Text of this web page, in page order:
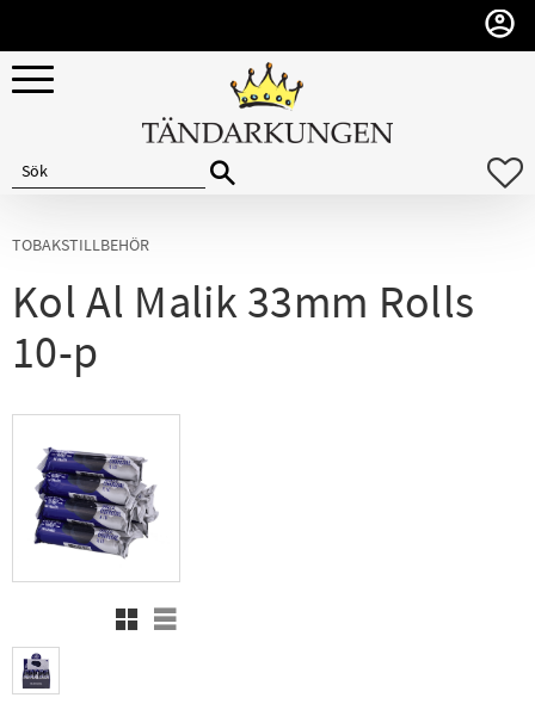
Meny
TOBAKSTILLBEHÖR
Kol Al Malik 33mm Rolls
10-p
Rutnätsvy
Listvy